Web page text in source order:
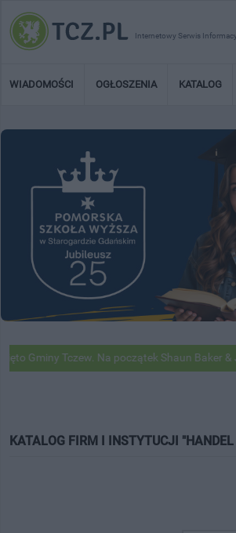
Internetowy Serwis
WIADOMOŚCI OGŁOSZENIA KATALOG
Gminy Tczew. Na początek Shaun Baker &
KATALOG FIRM I INSTYTUCJI